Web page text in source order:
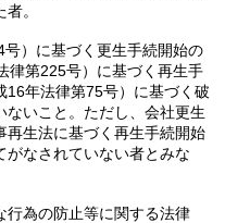
。
）に基づく更生手続開始の
律第225号）に基づく再生手
16年法律第75号）に基づく破
ないこと。ただし、会社更生
再生法に基づく再生手続開始
がなされていない者とみな
行為の防止等に関する法律